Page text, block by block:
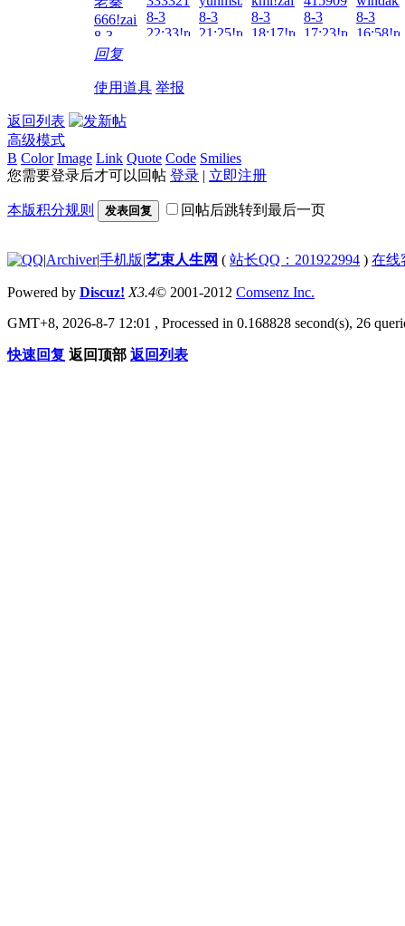
666!zai!2026-
8-3
23:13!read!
8-3
22:33!read!
8-3
21:25!read!
8-3
18:17!read!
8-3
17:23!read!
8-3
回复
使用道具 举报
返回列表
高级模式
B Color Image Link Quote Code Smilies
您需要登录后才可以回帖 登录 | 立即注册
本版积分规则 发表回复 回帖后跳转到最后一页
|Archiver|手机版|艺束人生网 ( 站长QQ：201922994 ) 在线
Powered by Discuz! X3.4© 2001-2012 Comsenz Inc.
GMT+8, 2026-8-7 12:01 , Processed in 0.168828 second(s), 26
快速回复 返回顶部 返回列表